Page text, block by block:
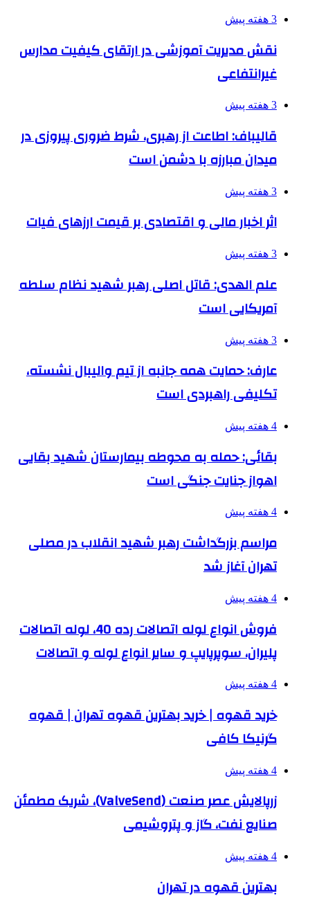
3 هفته پیش
نقش مدیریت آموزشی در ارتقای کیفیت مدارس
غیرانتفاعی
3 هفته پیش
قالیباف: اطاعت از رهبری، شرط ضروری پیروزی در
میدان مبارزه با دشمن است
3 هفته پیش
اثر اخبار مالی و اقتصادی بر قیمت ارزهای فیات
3 هفته پیش
علم الهدی: قاتل اصلی رهبر شهید نظام سلطه
آمریکایی است
3 هفته پیش
عارف: حمایت همه جانبه از تیم والیبال نشسته،
تکلیفی راهبردی است
4 هفته پیش
بقائی: حمله به محوطه بیمارستان شهید بقایی
اهواز جنایت جنگی است
4 هفته پیش
مراسم بزرگداشت رهبر شهید انقلاب در مصلی
تهران آغاز شد
4 هفته پیش
فروش انواع لوله اتصالات رده 40، لوله اتصالات
پلیران، سوپرپایپ و سایر انواع لوله و اتصالات
4 هفته پیش
خرید قهوه | خرید بهترین قهوه تهران | قهوه
گرنیکا کافی
4 هفته پیش
زرپالایش عصر صنعت (ValveSend)، شریک مطمئن
صنایع نفت، گاز و پتروشیمی
4 هفته پیش
بهترین قهوه در تهران